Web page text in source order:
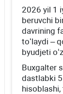
2026 yil 1
beruvchi
davrining
toʻlaydi –
byudjeti
Buхgalter
dastlabki